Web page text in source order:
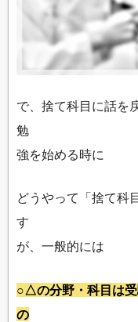
で、捨て科目に話を
勉
強を始める時に
どうやって「捨て科
す
が、一般的には
○△の分野・科目は
の